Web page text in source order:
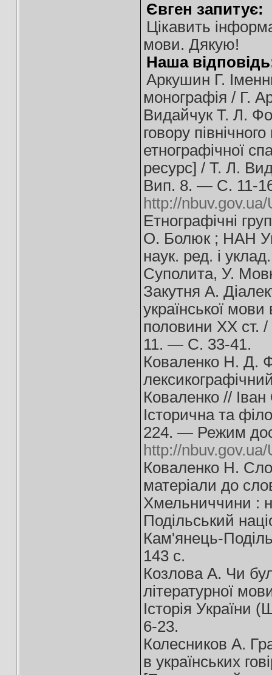
Євген запитує:
Цікавить
мови. Дякую!
Наша
Аркушин Г.
монографія / Г.
Видайчук Т. Л.
говору
етнографічної
ресурс] / Т. Л.
Вип. 8. — С. 11-
http://
Етнографічні
О. Болюк ; НАН
наук. ред. і
Суполита, У.
Закутня А.
української
половини ХХ
11. — С. 33-41.
Коваленко Н. Д.
Коваленко // Іван
Історична та
224. — Режим
http://
Коваленко Н.
матеріали до
Хмельниччини :
Подільський
Кам'янець-
143 с.
Козлова А. Чи
літературної
Історія
6-23.
Колесников А.
в українських